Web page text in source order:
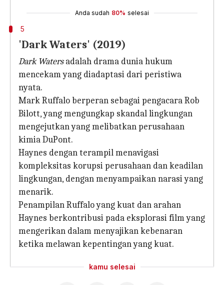
Anda sudah 80% selesai
5
'Dark Waters' (2019)
Dark Watersadalah drama dunia hukum
mencekam yang diadaptasi dari peristiwa
nyata.
Mark Ruffalo berperan sebagai pengacara Rob
Bilott, yang mengungkap skandal lingkungan
mengejutkan yang melibatkan perusahaan
kimia DuPont.
Haynes dengan terampil menavigasi
kompleksitas korupsi perusahaan dan keadilan
lingkungan, dengan menyampaikan narasi yang
menarik.
Penampilan Ruffalo yang kuat dan arahan
Haynes berkontribusi pada eksplorasi film yang
mengerikan dalam menyajikan kebenaran
ketika melawan kepentingan yang kuat.
kamu selesai